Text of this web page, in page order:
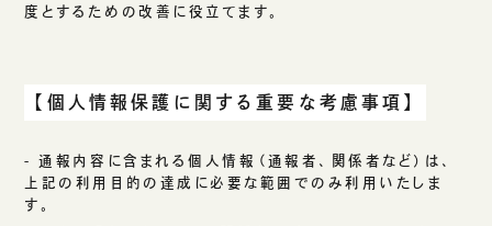
度とするための改善に役立てます。
【個人情報保護に関する重要な考慮事項】
- 通報内容に含まれる個人情報（通報者、関係者など）は、
上記の利用目的の達成に必要な範囲でのみ利用いたしま
す。